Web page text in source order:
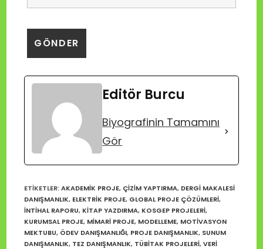
Editör Burcu
Biyografinin Tamamını
Gör
ETIKETLER:AKADEMIK PROJE, ÇIZIM YAPTIRMA, DERGI MAKALESI
DANIŞMANLIK, ELEKTRIK PROJE, GLOBAL PROJE ÇÖZÜMLERI,
INTIHAL RAPORU, KITAP YAZDIRMA, KOSGEP PROJELERI,
KURUMSAL PROJE, MIMARI PROJE, MODELLEME, MOTIVASYON
MEKTUBU, ÖDEV DANIŞMANLIĞI, PROJE DANIŞMANLIK, SUNUM
DANIŞMANLIK, TEZ DANIŞMANLIK, TÜBİTAK PROJELERI, VERI